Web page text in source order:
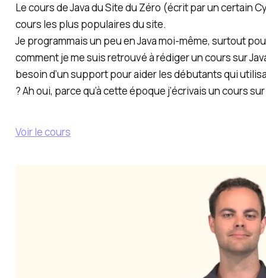
Le cours de Java du Site du Zéro (écrit par un certain
cours les plus populaires du site.
Je programmais un peu en Java moi-même, surtout
comment je me suis retrouvé à rédiger un cours sur
besoin d’un support pour aider les débutants qui
? Ah oui, parce qu’à cette époque j’écrivais un cours
Voir le cours